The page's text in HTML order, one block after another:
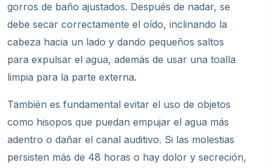
gorros de baño ajustados. Después de nadar, se
debe secar correctamente el oído, inclinando la
cabeza hacia un lado y dando pequeños saltos
para expulsar el agua, además de usar una toalla
limpia para la parte externa.
También es fundamental evitar el uso de objetos
como hisopos que puedan empujar el agua más
adentro o dañar el canal auditivo. Si las molestias
persisten más de 48 horas o hay dolor y secreción,